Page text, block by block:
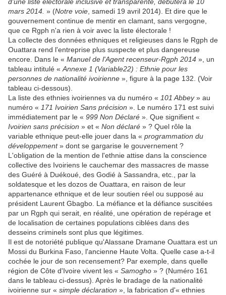
mars 2014. » (Notre voie , samedi 19 avril 2014). Et dire que le
gouvernement continue de mentir en clamant, sans vergogne,
que ce Rgph n'a rien à voir avec la liste électorale !
La collecte des données ethniques et religieuses dans le Rgph de
Ouattara rend l'entreprise plus suspecte et plus dangereuse
encore. Dans le « Manuel de l'Agent recenseur-Rgph 2014 », un
tableau intitulé « Annexe 1 (Variable22) : Ethnie pour les
personnes de nationalité ivoirienne », figure à la page 132. (Voir
tableau ci-dessous).
La liste des ethnies ivoiriennes va du numéro « 101 Abbey» au
numéro « 171 Ivoirien Sans précision ». Le numéro 171 est suivi
immédiatement par le « 999 Non Déclaré ». Que signifient «
Ivoirien sans précision » et « Non déclaré » ? Quel rôle la
variable ethnique peut-elle jouer dans la « programmation du
développement» dont se gargarise le gouvernement ?
L'obligation de la mention de l'ethnie attise dans la conscience
collective des Ivoiriens le cauchemar des massacres de masse
des Guéré à Duékoué, des Godié à Sassandra, etc., par la
soldatesque et les dozos de Ouattara, en raison de leur
appartenance ethnique et de leur soutien réel ou supposé au
président Laurent Gbagbo. La méfiance et la défiance suscitées
par un Rgph qui serait, en réalité, une opération de repérage et
de localisation de certaines populations ciblées dans des
desseins criminels sont plus que légitimes.
Il est de notoriété publique qu'Alassane Dramane Ouattara est un
Mossi du Burkina Faso, l'ancienne Haute Volta. Quelle case a-t-il
cochée le jour de son recensement? Par exemple, dans quelle
région de Côte d'Ivoire vivent les « Samogho » ? (Numéro 161
dans le tableau ci-dessus). Après le bradage de la nationalité
ivoirienne sur « simple déclaration », la fabrication d'« ethnies